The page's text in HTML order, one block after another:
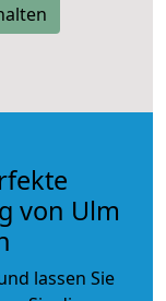
von Ulm
lassen Sie